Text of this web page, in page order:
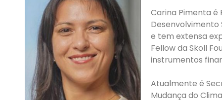
Carina Pimenta é
Desenvolvimento
e tem extensa
Fellow da Skoll
instrumentos
Atualmente é
Mudança do